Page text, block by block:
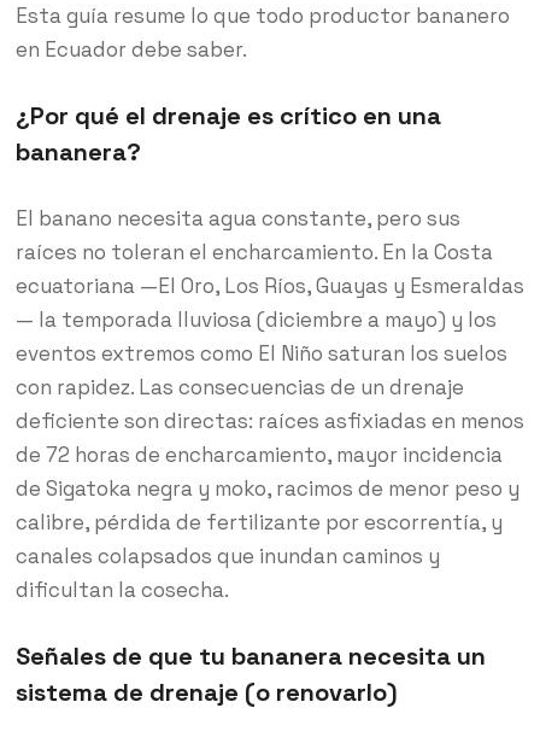
Esta guía resume lo que todo productor bananero
en Ecuador debe saber.
¿Por qué el drenaje es crítico en una
bananera?
El banano necesita agua constante, pero sus
raíces no toleran el encharcamiento. En la Costa
ecuatoriana —El Oro, Los Ríos, Guayas y Esmeraldas
— la temporada lluviosa (diciembre a mayo) y los
eventos extremos como El Niño saturan los suelos
con rapidez. Las consecuencias de un drenaje
deficiente son directas: raíces asfixiadas en menos
de 72 horas de encharcamiento, mayor incidencia
de Sigatoka negra y moko, racimos de menor peso y
calibre, pérdida de fertilizante por escorrentía, y
canales colapsados que inundan caminos y
dificultan la cosecha.
Señales de que tu bananera necesita un
sistema de drenaje (o renovarlo)